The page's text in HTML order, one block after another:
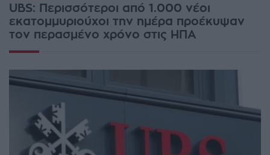
UBS: Περισσότεροι από 1.000 νέοι
εκατομμυριούχοι την ημέρα προέκυψαν
τον περασμένο χρόνο στις ΗΠΑ